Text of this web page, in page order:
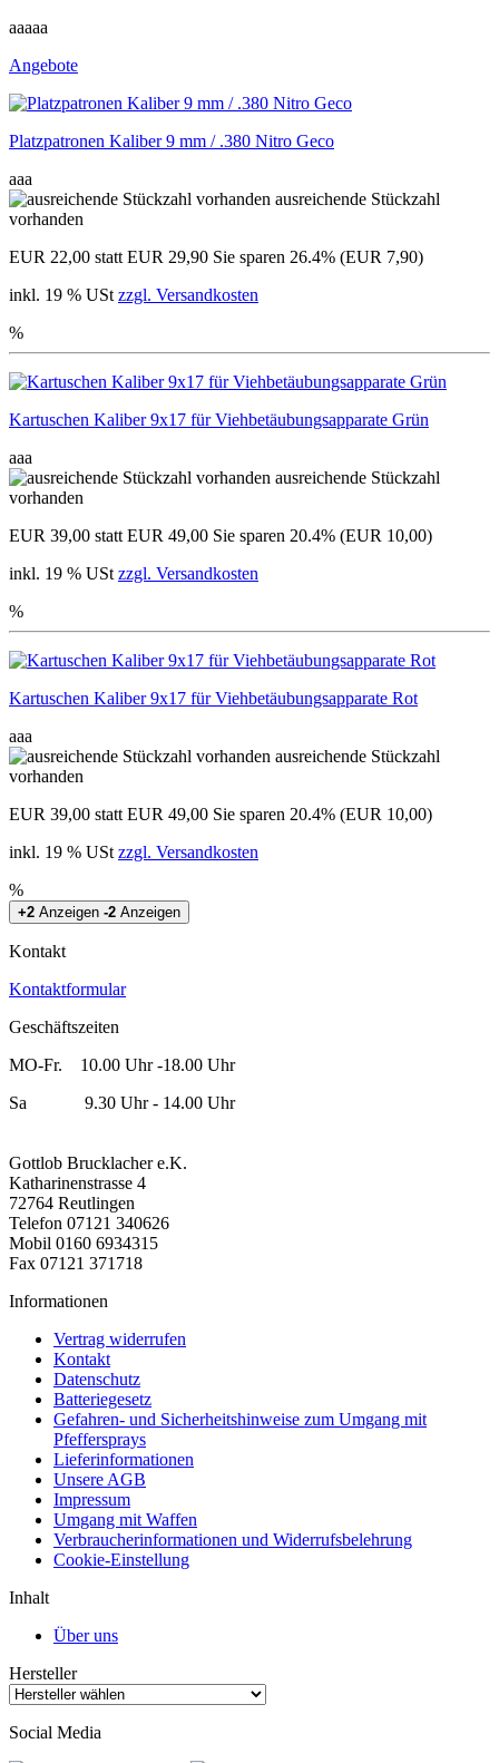
aaaaa
Angebote
Platzpatronen Kaliber 9 mm / .380 Nitro Geco
aaa
ausreichende Stückzahl
vorhanden
EUR 22,00 statt EUR 29,90 Sie sparen 26.4% (EUR 7,90)
inkl. 19 % USt zzgl. Versandkosten
%
Kartuschen Kaliber 9x17 für Viehbetäubungsapparate Grün
aaa
ausreichende Stückzahl
vorhanden
EUR 39,00 statt EUR 49,00 Sie sparen 20.4% (EUR 10,00)
inkl. 19 % USt zzgl. Versandkosten
%
Kartuschen Kaliber 9x17 für Viehbetäubungsapparate Rot
aaa
ausreichende Stückzahl
vorhanden
EUR 39,00 statt EUR 49,00 Sie sparen 20.4% (EUR 10,00)
inkl. 19 % USt zzgl. Versandkosten
%
+2 Anzeigen -2 Anzeigen
Kontakt
Kontaktformular
Geschäftszeiten
MO-Fr. 10.00 Uhr -18.00 Uhr
Sa 9.30 Uhr - 14.00 Uhr
Gottlob Brucklacher e.K.
Katharinenstrasse 4
72764 Reutlingen
Telefon 07121 340626
Mobil 0160 6934315
Fax 07121 371718
Informationen
Vertrag widerrufen
Kontakt
Datenschutz
Batteriegesetz
Gefahren- und Sicherheitshinweise zum Umgang mit
Pfeffersprays
Lieferinformationen
Unsere AGB
Impressum
Umgang mit Waffen
Verbraucherinformationen und Widerrufsbelehrung
Cookie-Einstellung
Inhalt
Über uns
Hersteller
Social Media